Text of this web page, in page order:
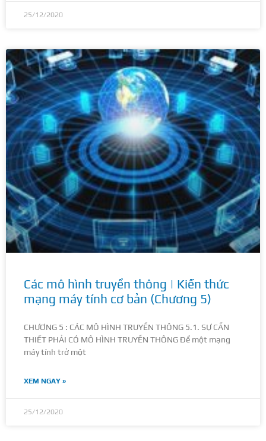
25/12/2020
Các mô hình truyền thông | Kiến thức
mạng máy tính cơ bản (Chương 5)
CHƯƠNG 5 : CÁC MÔ HÌNH TRUYỀN THÔNG 5.1. SỰ CẦN
THIẾT PHẢI CÓ MÔ HÌNH TRUYỀN THÔNG Để một mạng
máy tính trở một
XEM NGAY »
25/12/2020